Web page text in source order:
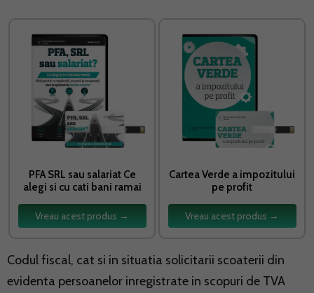
PFA SRL sau salariat Ce
alegi si cu cati bani ramai
Vreau acest produs →
Cartea Verde a impozitului
pe profit
Vreau acest produs →
Codul fiscal, cat si in situatia solicitarii scoaterii din
evidenta persoanelor inregistrate in scopuri de TVA